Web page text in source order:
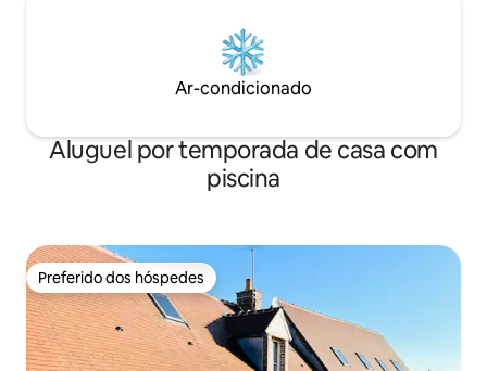
Ar-condicionado
Aluguel por temporada de casa com
piscina
Preferido dos hóspedes
Preferido dos hóspedes